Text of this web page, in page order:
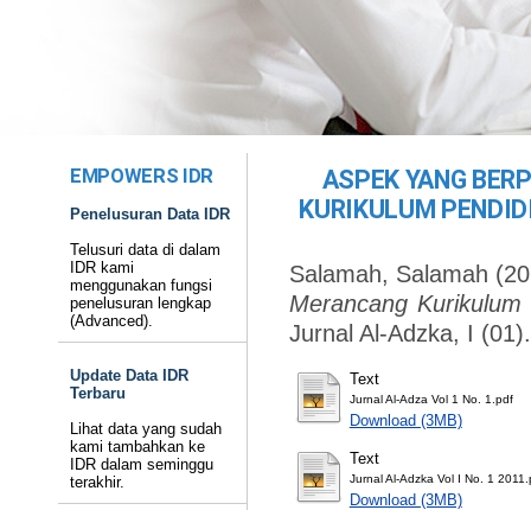
EMPOWERS IDR
Penelusuran Data IDR
Telusuri data di dalam
IDR kami
menggunakan fungsi
penelusuran lengkap
(Advanced).
Update Data IDR
Terbaru
Lihat data yang sudah
kami tambahkan ke
IDR dalam seminggu
terakhir.
ASPEK YANG
KURIKULUM
Salamah, Salamah
Merancang
Jurnal Al-Adzka, I
Text
Jurnal Al-Adza Vol 1 No. 1.pdf
Download (3MB)
Text
Jurnal Al-Adzka Vol I No. 1
Download (3MB)